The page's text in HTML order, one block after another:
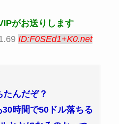
がお送りします
ID:F0SEd1+K0.net
んだぞ？
時間で50ドル落ちる